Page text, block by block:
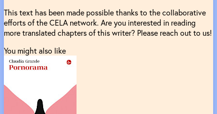
This text has been made possible thanks to the collaborative
efforts of the CELA network. Are you interested in reading
more translated chapters of this writer? Please reach out to us!
You might also like